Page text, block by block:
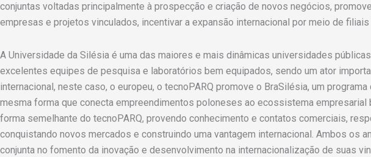
conjuntas voltadas principalmente à prospecção e criação de novos negócios,
empresas e projetos vinculados, incentivar a expansão internacional por meio de
A Universidade da Silésia é uma das maiores e mais dinâmicas universidades
excelentes equipes de pesquisa e laboratórios bem equipados, sendo um ator
internacional, neste caso, o europeu, o tecnoPARQ promove o BraSilésia, um
mesma forma que conecta empreendimentos poloneses ao ecossistema empresarial
forma semelhante do tecnoPARQ, provendo conhecimento e contatos comerciais,
conquistando novos mercados e construindo uma vantagem internacional. Ambos os
conjunta no fomento da inovação e desenvolvimento na internacionalização de suas